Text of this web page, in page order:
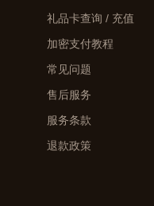
礼品卡查询 / 充值
加密支付教程
常见问题
售后服务
服务条款
退款政策